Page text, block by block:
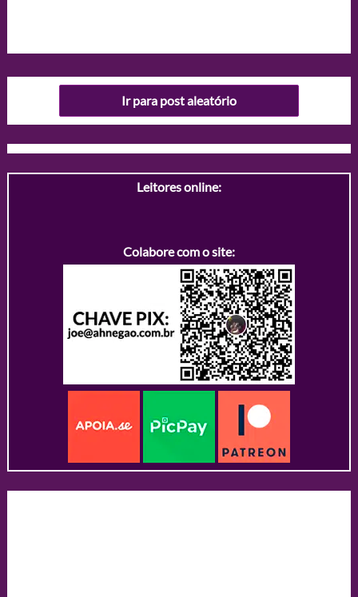
Ir para post aleatório
Leitores online:
Colabore com o site: